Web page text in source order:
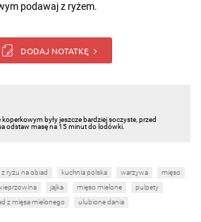
podawaj z ryżem.
DODAJ NOTATKĘ
były jeszcze bardziej soczyste, przed
odstaw masę na 15 minut do lodówki.
ryżu na obiad kuchnia polska warzywa
mięso
jajka mięso mielone
pulpety
z mięsa mielonego
ulubione dania